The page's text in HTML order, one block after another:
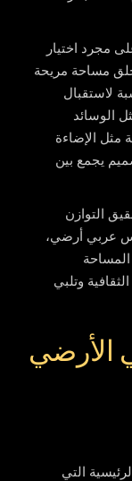
مجرد اختيار
مساحة مريحة
لاستقبال
الوسائد
مثل الإضاءة
يجمع بين
التوازن
عربي أرضي،
وتلبي
الأرضي
التي